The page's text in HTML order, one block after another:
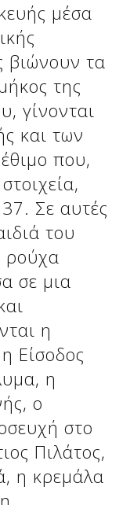
μέσα
βιώνουν τα
της
γίνονται
και των
που,
Σε αυτές
του
ρούχα
σε μια
η
Είσοδος
η
ο
στο
Πιλάτος,
η κρεμάλα